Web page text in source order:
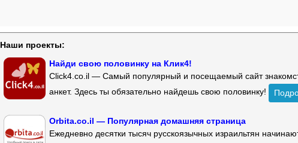
Наши проекты:
Найди свою половинку на Клик4!
Click4.co.il — Самый популярный и посещаемый сайт
анкет. Здесь ты обязательно найдешь свою половинку!
Orbita.co.il — Популярная домашняя страница
Ежедневно десятки тысяч русскоязычных израильтян